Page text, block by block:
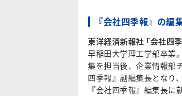
『会社四季報』の編
東洋経済新報社 ｢会社四
早稲田大学理工学部卒業
集を担当後、企業情報部
四季報』副編集長となり
『会社四季報』編集長に